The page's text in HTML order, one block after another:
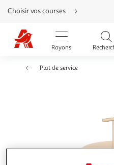
Aller
directement
au
contenu
Aller
directement
Aller
Choisir vos courses
Rayons
Plat de service